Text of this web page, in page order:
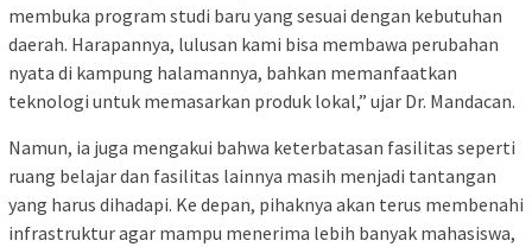
membuka program studi baru yang sesuai dengan kebutuhan
daerah. Harapannya, lulusan kami bisa membawa perubahan
nyata di kampung halamannya, bahkan memanfaatkan
teknologi untuk memasarkan produk lokal,” ujar Dr. Mandacan.
Namun, ia juga mengakui bahwa keterbatasan fasilitas seperti
ruang belajar dan fasilitas lainnya masih menjadi tantangan
yang harus dihadapi. Ke depan, pihaknya akan terus membenahi
infrastruktur agar mampu menerima lebih banyak mahasiswa,